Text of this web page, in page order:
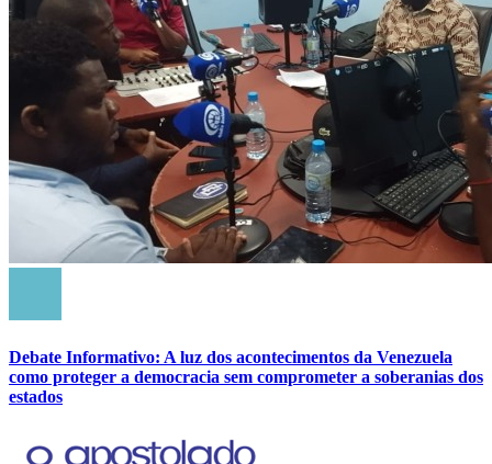
Debate Informativo: A luz dos acontecimentos da Venezuela
como proteger a democracia sem comprometer a soberanias dos
estados